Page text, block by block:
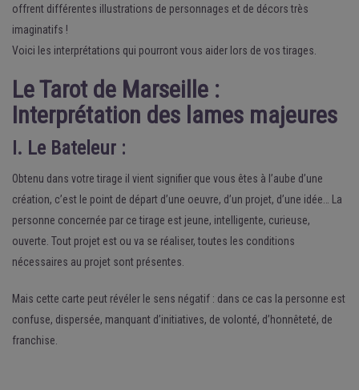
offrent différentes illustrations de personnages et de décors très
imaginatifs !
Voici les interprétations qui pourront vous aider lors de vos tirages.
Le Tarot de Marseille :
Interprétation des lames majeures
I. Le Bateleur :
Obtenu dans votre tirage il vient signifier que vous êtes à l’aube d’une
création, c’est le point de départ d’une oeuvre, d’un projet, d’une idée… La
personne concernée par ce tirage est jeune, intelligente, curieuse,
ouverte. Tout projet est ou va se réaliser, toutes les conditions
nécessaires au projet sont présentes.
Mais cette carte peut révéler le sens négatif : dans ce cas la personne est
confuse, dispersée, manquant d’initiatives, de volonté, d’honnêteté, de
franchise.